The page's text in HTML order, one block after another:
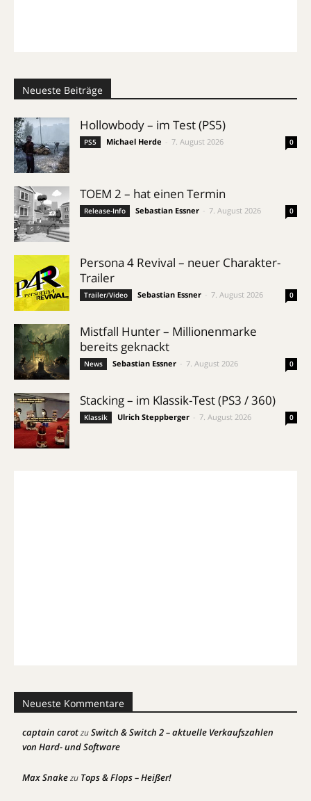
Neueste Beiträge
Hollowbody – im Test (PS5)
PS5 Michael Herde 7. August 2026 0
TOEM 2 – hat einen Termin
Release-Info Sebastian Essner 7. August 2026 0
Persona 4 Revival – neuer Charakter-
Trailer
Trailer/Video Sebastian Essner 7. August 2026 0
Mistfall Hunter – Millionenmarke
bereits geknackt
News Sebastian Essner 7. August 2026 0
Stacking – im Klassik-Test (PS3 / 360)
Klassik Ulrich Steppberger 7. August 2026 0
Neueste Kommentare
captain carotzuSwitch & Switch 2 – aktuelle Verkaufszahlen
von Hard- und Software
Max Snakezu Tops & Flops – Heißer!